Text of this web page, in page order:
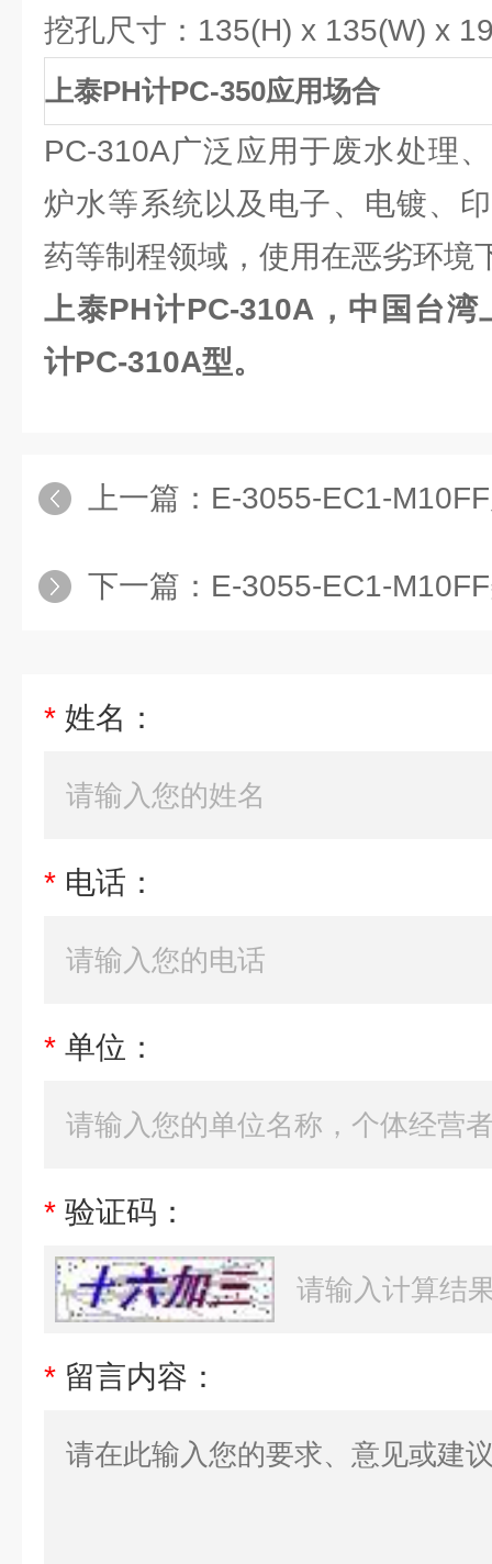
挖孔尺寸：135(H) x 135(W) x
上泰PH计PC-350应用场合
PC-310A广泛应用于废水处理
炉水等系统以及电子、电镀、
药等制程领域，使用在恶劣环
上泰PH计PC-310A，中国台湾
计PC-310A型。
上一篇： E-3055-EC1-M10FF原装
下一篇： E-3055-EC1-
* 姓名：
* 电话：
* 单位：
* 验证码：
* 留言内容：